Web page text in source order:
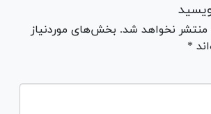
منتشر نخواهد شد. بخش‌های موردنیاز
*